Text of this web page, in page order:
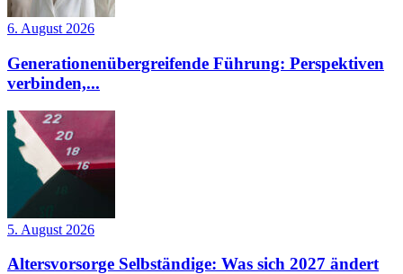
6. August 2026
Generationenübergreifende Führung: Perspektiven
verbinden,...
5. August 2026
Altersvorsorge Selbständige: Was sich 2027 ändert